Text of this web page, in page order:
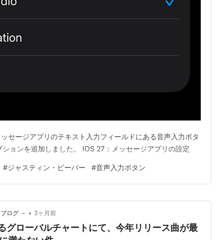
セージアプリのテキスト入力フィールドにある音声入力ボタ
ションを追加しました。 IOS 27：メッセージアプリの設定
#ジャスティン・ビーバー #音声入力ボタン
ログ － • 3ヶ月前
グローバルチャートにて、今年リリース曲が最